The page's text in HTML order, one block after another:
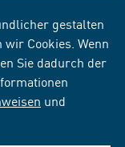
gestalten
Cookies. Wenn
Sie dadurch der
und